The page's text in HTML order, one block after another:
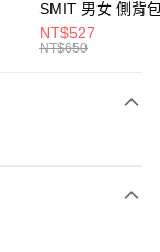
SMIT 男女 側背
BA5871010
NT$527
NT$650